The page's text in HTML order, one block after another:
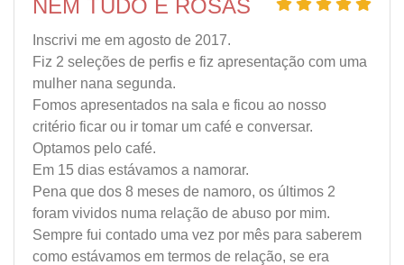
NEM TUDO É ROSAS
Inscrivi me em agosto de 2017.
Fiz 2 seleções de perfis e fiz apresentação com uma
mulher nana segunda.
Fomos apresentados na sala e ficou ao nosso
critério ficar ou ir tomar um café e conversar.
Optamos pelo café.
Em 15 dias estávamos a namorar.
Pena que dos 8 meses de namoro, os últimos 2
foram vividos numa relação de abuso por mim.
Sempre fui contado uma vez por mês para saberem
como estávamos em termos de relação, se era